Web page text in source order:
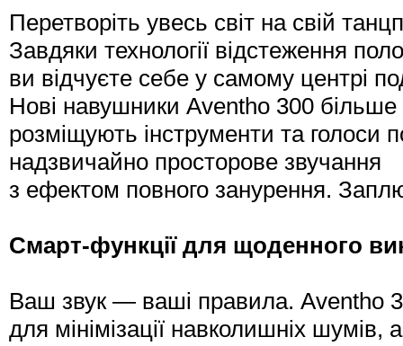
Перетворіть увесь світ на свій
Завдяки технології відстеження
ви відчуєте себе у самому центрі
Нові навушники Aventho 300
розміщують інструменти та голоси
надзвичайно просторове звучання
з ефектом повного занурення.
Смарт-функції для щоденного
Ваш звук — ваші правила. Aventho
для мінімізації навколишніх